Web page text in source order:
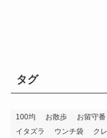
タグ
100均 お散歩 お留守番
イタズラ
ウンチ袋 ク